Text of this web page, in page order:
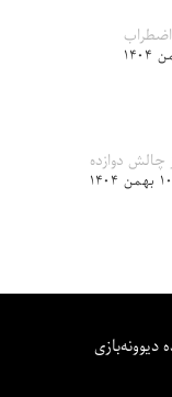
دوازده
۱۰ بهمن ۱۴۰۴